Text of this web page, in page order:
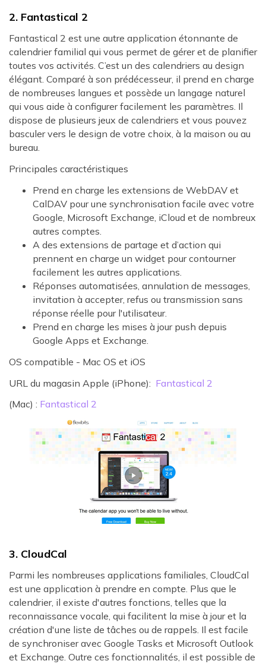
2. Fantastical 2
Fantastical 2 est une autre application étonnante de
calendrier familial qui vous permet de gérer et de planifier
toutes vos activités. C’est un des calendriers au design
élégant. Comparé à son prédécesseur, il prend en charge
de nombreuses langues et possède un langage naturel
qui vous aide à configurer facilement les paramètres. Il
dispose de plusieurs jeux de calendriers et vous pouvez
basculer vers le design de votre choix, à la maison ou au
bureau.
Principales caractéristiques
Prend en charge les extensions de WebDAV et
CalDAV pour une synchronisation facile avec votre
Google, Microsoft Exchange, iCloud et de nombreux
autres comptes.
A des extensions de partage et d’action qui
prennent en charge un widget pour contourner
facilement les autres applications.
Réponses automatisées, annulation de messages,
invitation à accepter, refus ou transmission sans
réponse réelle pour l'utilisateur.
Prend en charge les mises à jour push depuis
Google Apps et Exchange.
OS compatible - Mac OS et iOS
URL du magasin Apple (iPhone): Fantastical 2
(Mac) : Fantastical 2
3. CloudCal
Parmi les nombreuses applications familiales, CloudCal
est une application à prendre en compte. Plus que le
calendrier, il existe d'autres fonctions, telles que la
reconnaissance vocale, qui facilitent la mise à jour et la
création d'une liste de tâches ou de rappels. Il est facile
de synchroniser avec Google Tasks et Microsoft Outlook
et Exchange. Outre ces fonctionnalités, il est possible de